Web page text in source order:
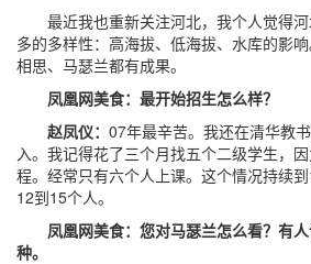
最近我也重新关注河北，我个人觉得河
多的多样性：高海拔、低海拔、水库的影
相思、马瑟兰都有成果。
凤凰网美食：最开始招生怎么样？
赵凤仪： 07年最辛苦。我还在清华教
入。我记得花了三个月找五个二级学生，
程。经常只有六个人上课。这个情况持续
12到15个人。
凤凰网美食：您对马瑟兰怎么看？有人
种。